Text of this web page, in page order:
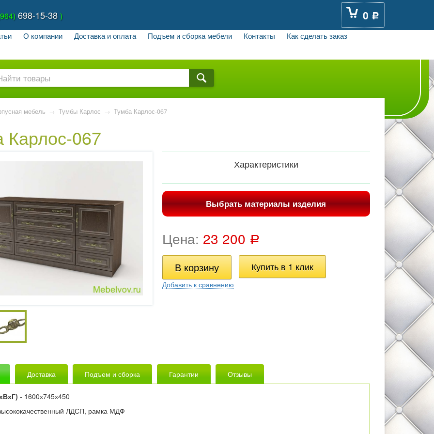
698-15-38) 0 Р
О компании Доставка и оплата Подъем и сборка мебели Контакты
Как сделать заказ
мебель → Тумбы Карлос → Тумба Карлос-067
Карлос-067
Характеристики
Выбрать материалы изделия
Цена: 23 200 Р
Добавить к сравнению
Доставка Подъем и сборка Гарантии Отзывы
- 1600х745х450
ЛДСП, рамка МДФ